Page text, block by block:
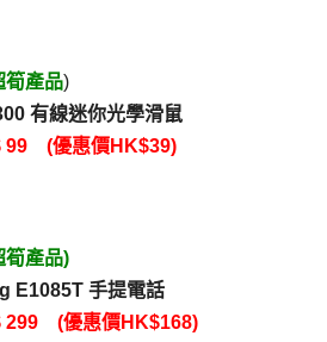
筍產品)
有線迷你光學滑鼠
99 (優惠價HK$39)
筍產品)
E1085T 手提電話
299 (優惠價HK$168)